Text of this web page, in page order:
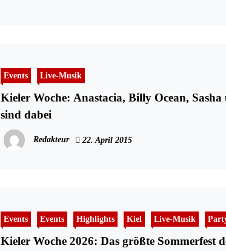
Events Live-Musik
Kieler Woche: Anastacia, Billy Ocean,
sind dabei
Redakteur 22. April 2015
Events Events Highlights Kiel Live-Musik
Kieler Woche 2026: Das größte Sommerfest